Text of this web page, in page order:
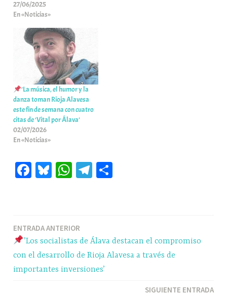
27/06/2025
En «Noticias»
’La música, el humor y la
danza toman Rioja Alavesa
este fin de semana con cuatro
citas de ‘Vital por Álava’
02/07/2026
En «Noticias»
Fa Bl W
pp
Te
m rti
r
Navegación
de
entradas
ENTRADA ANTERIOR
’Los socialistas de Álava destacan el compromiso
con el desarrollo de Rioja Alavesa a través de
importantes inversiones’
SIGUIENTE ENTRADA